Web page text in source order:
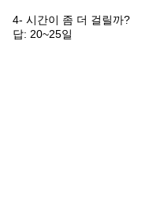
4- 시간이 좀 더 걸릴까?
답: 20~25일